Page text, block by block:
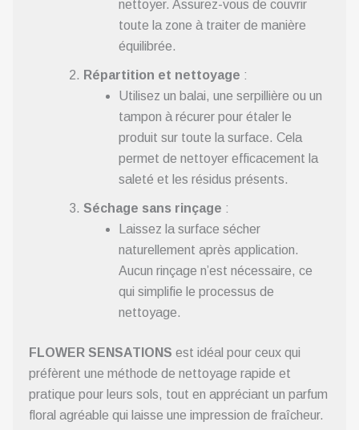
nettoyer. Assurez-vous de couvrir
toute la zone à traiter de manière
équilibrée.
Répartition et nettoyage :
Utilisez un balai, une serpillière ou un
tampon à récurer pour étaler le
produit sur toute la surface. Cela
permet de nettoyer efficacement la
saleté et les résidus présents.
Séchage sans rinçage :
Laissez la surface sécher
naturellement après application.
Aucun rinçage n’est nécessaire, ce
qui simplifie le processus de
nettoyage.
FLOWER SENSATIONS est idéal pour ceux qui
préfèrent une méthode de nettoyage rapide et
pratique pour leurs sols, tout en appréciant un parfum
floral agréable qui laisse une impression de fraîcheur.